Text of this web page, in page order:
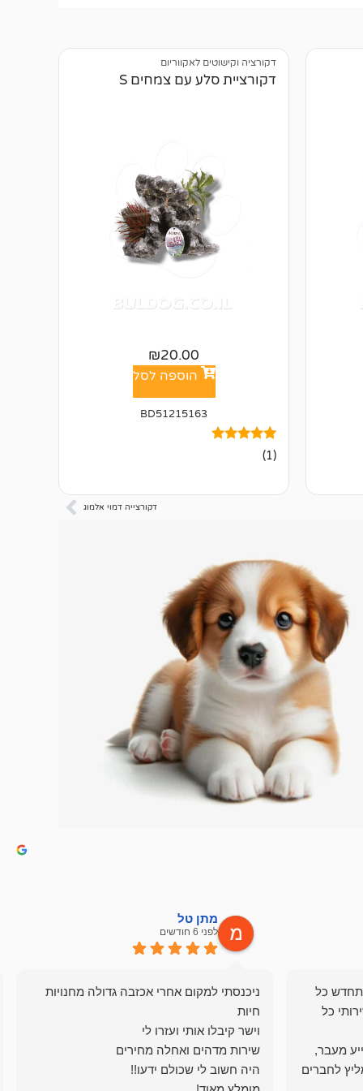
דקורציה וקישוטים לאקווריום
דקורציית סלע עם צמחים S
₪20.00
הוספה לסל
BD51215163
מדורג
5.00
1(1)
דקורצייה דמוי אלמוג
כל
כל
מעבר,
לחברים
מתן טל
לפני 6 חודשים
ניכנסתי למקום אחרי אכזבה גדולה מחנויות